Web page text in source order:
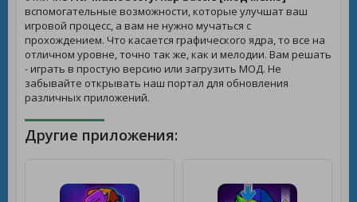
вспомогательные возможности, которые улучшат ваш
игровой процесс, а вам не нужно мучаться с
прохождением. Что касается графического ядра, то все на
отличном уровне, точно так же, как и мелодии. Вам решать
- играть в простую версию или загрузить МОД. Не
забывайте открывать наш портал для обновления
различных приложений.
Другие приложения: